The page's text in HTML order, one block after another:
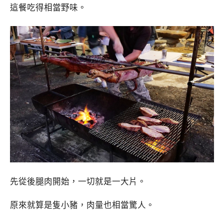
這餐吃得相當野味。
先從後腿肉開始，一切就是一大片。
原來就算是隻小豬，肉量也相當驚人。